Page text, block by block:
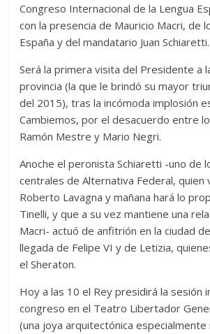
Congreso Internacional de la Lengua
con la presencia de Mauricio Macri, de
España y del mandatario Juan Schiaretti.
Será la primera visita del Presidente a
provincia (la que le brindó su mayor
del 2015), tras la incómoda implosión
Cambiemos, por el desacuerdo entre
Ramón Mestre y Mario Negri.
Anoche el peronista Schiaretti -uno de
centrales de Alternativa Federal, quien
Roberto Lavagna y mañana hará lo
Tinelli, y que a su vez mantiene una
Macri- actuó de anfitrión en la ciudad
llegada de Felipe VI y de Letizia,
el Sheraton.
Hoy a las 10 el Rey presidirá la sesión
congreso en el Teatro Libertador
(una joya arquitectónica